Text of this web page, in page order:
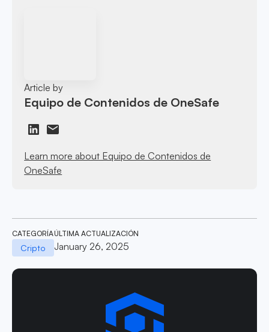
Article by
Equipo de Contenidos de OneSafe
Learn more about Equipo de Contenidos de
OneSafe
CATEGORÍA
Cripto
ÚLTIMA ACTUALIZACIÓN
January 26, 2025